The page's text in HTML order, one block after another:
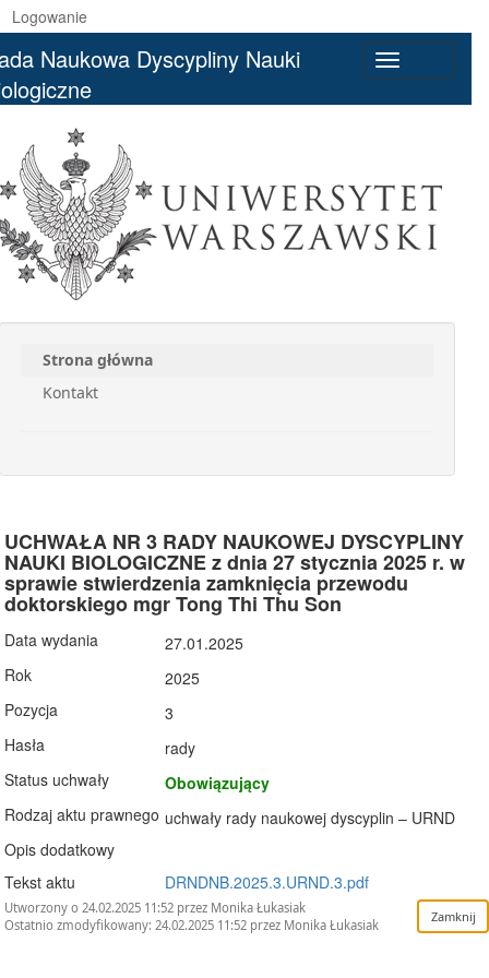
Logowanie
navigation
Naukowa Dyscypliny Nauki
Strona główna
Kontakt
UCHWAŁA NR 3 RADY NAUKOWEJ DYSCYPLINY
NAUKI BIOLOGICZNE z dnia 27 stycznia 2025 r. w
sprawie stwierdzenia zamknięcia przewodu
doktorskiego mgr Tong Thi Thu Son
Data wydania
27.01.2025
Rok
2025
Pozycja
3
Hasła
rady
Status uchwały
Obowiązujący
Rodzaj aktu prawnego uchwały rady naukowej dyscyplin – URND
Opis dodatkowy
Tekst aktu
DRNDNB.2025.3.URND.3.pdf
Utworzony o 24.02.2025 11:52 przez Monika Łukasiak
Ostatnio zmodyfikowany: 24.02.2025 11:52 przez Monika Łukasiak